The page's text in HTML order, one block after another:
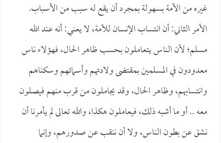
غيره من الأمة بسهولة بمجرد أن يقع له سبب من الأسباب.
الأمر الثاني: أن انتساب الإنسان للأمة، لا يعني: أنه عند الله
مسلم؛ لأن الناس يتعاملون بحسب ظاهر الحال، فهؤلاء ناس
معدودون في المسلمين بمقتضى ولادتهم وأسمائهم وسكناهم
وانتسابهم، وظاهر الحال، وقد يجاملون من قرب منهم فيصلون
معه .. أو ما أشبه ذلك، فيعاملون هكذا، والله تعالى لم يأمرنا أن
نشق عن بطون الناس، ولا أن ننقب عن صدورهم، وإنما